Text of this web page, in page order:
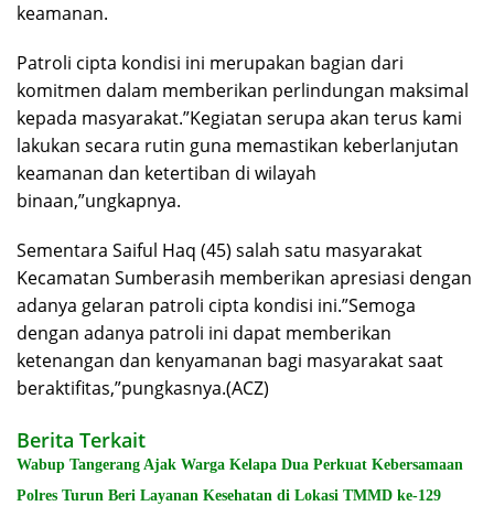
keamanan.
Patroli cipta kondisi ini merupakan bagian dari
komitmen dalam memberikan perlindungan maksimal
kepada masyarakat.”Kegiatan serupa akan terus kami
lakukan secara rutin guna memastikan keberlanjutan
keamanan dan ketertiban di wilayah
binaan,”ungkapnya.
Sementara Saiful Haq (45) salah satu masyarakat
Kecamatan Sumberasih memberikan apresiasi dengan
adanya gelaran patroli cipta kondisi ini.”Semoga
dengan adanya patroli ini dapat memberikan
ketenangan dan kenyamanan bagi masyarakat saat
beraktifitas,”pungkasnya.(ACZ)
Berita Terkait
Wabup Tangerang Ajak Warga Kelapa Dua Perkuat Kebersamaan
Polres Turun Beri Layanan Kesehatan di Lokasi TMMD ke-129